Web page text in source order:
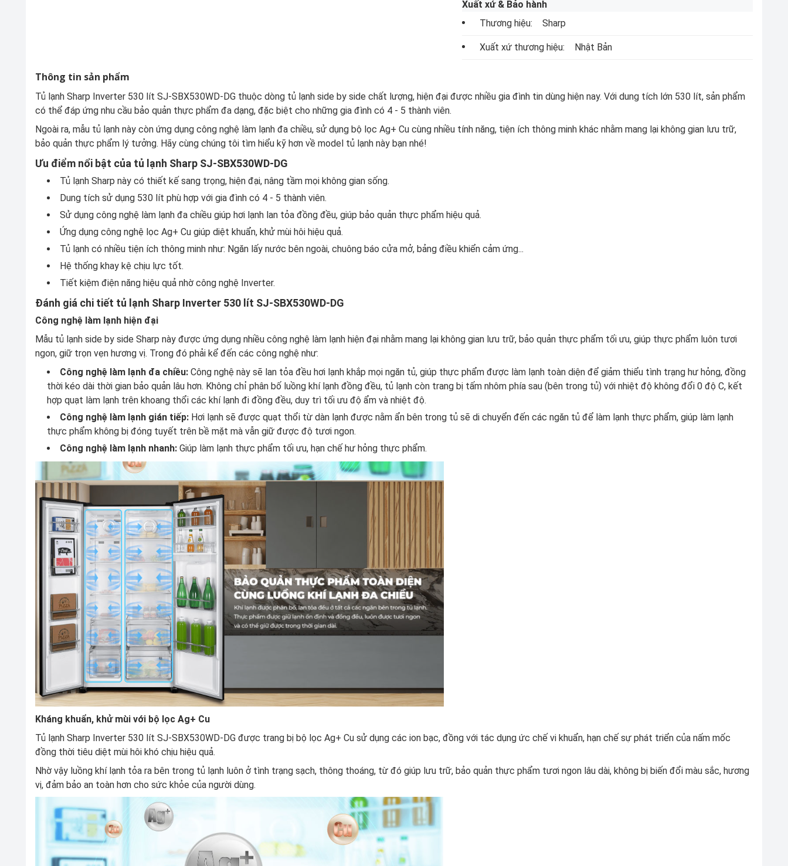
Xuất xứ & Bảo hành
Thương hiệu:
Sharp
Xuất xứ thương hiệu: Nhật Bản
Thông tin sản phẩm
Tủ lạnh Sharp Inverter 530 lít SJ-SBX530WD-DG thuộc dòng tủ lạnh side by side chất lượng, hiện đại được nhiều gia đình tin dùng hiện nay. Với dung tích lớn 530 lít, sản phẩm
có thể đáp ứng nhu cầu bảo quản thực phẩm đa dạng, đặc biệt cho những gia đình có 4 - 5 thành viên.
Ngoài ra, mẫu tủ lạnh này còn ứng dụng công nghệ làm lạnh đa chiều, sử dụng bộ lọc Ag+ Cu cùng nhiều tính năng, tiện ích thông minh khác nhằm mang lại không gian lưu trữ,
bảo quản thực phẩm lý tưởng. Hãy cùng chúng tôi tìm hiểu kỹ hơn về model tủ lạnh này bạn nhé!
Ưu điểm nổi bật của tủ lạnh Sharp SJ-SBX530WD-DG
Tủ lạnh Sharp này có thiết kế sang trọng, hiện đại, nâng tầm mọi không gian sống.
Dung tích sử dụng 530 lít phù hợp với gia đình có 4 - 5 thành viên.
Sử dụng công nghệ làm lạnh đa chiều giúp hơi lạnh lan tỏa đồng đều, giúp bảo quản thực phẩm hiệu quả.
Ứng dụng công nghệ lọc Ag+ Cu giúp diệt khuẩn, khử mùi hôi hiệu quả.
Tủ lạnh có nhiều tiện ích thông minh như: Ngăn lấy nước bên ngoài, chuông báo cửa mở, bảng điều khiển cảm ứng...
Hệ thống khay kệ chịu lực tốt.
Tiết kiệm điện năng hiệu quả nhờ công nghệ Inverter.
Đánh giá chi tiết tủ lạnh Sharp Inverter 530 lít SJ-SBX530WD-DG
Công nghệ làm lạnh hiện đại
Mẫu tủ lạnh side by side Sharp này được ứng dụng nhiều công nghệ làm lạnh hiện đại nhằm mang lại không gian lưu trữ, bảo quản thực phẩm tối ưu, giúp thực phẩm luôn tươi
ngon, giữ trọn vẹn hương vị. Trong đó phải kể đến các công nghệ như:
Công nghệ làm lạnh đa chiều: Công nghệ này sẽ lan tỏa đều hơi lạnh khắp mọi ngăn tủ, giúp thực phẩm được làm lạnh toàn diện để giảm thiểu tình trạng hư hỏng, đồng
thời kéo dài thời gian bảo quản lâu hơn. Không chỉ phân bố luồng khí lạnh đồng đều, tủ lạnh còn trang bị tấm nhôm phía sau (bên trong tủ) với nhiệt độ không đổi 0 độ C, kết
hợp quạt làm lạnh trên khoang thổi các khí lạnh đi đồng đều, duy trì tối ưu độ ẩm và nhiệt độ.
Công nghệ làm lạnh gián tiếp: Hơi lạnh sẽ được quạt thổi từ dàn lạnh được nằm ẩn bên trong tủ sẽ di chuyển đến các ngăn tủ để làm lạnh thực phẩm, giúp làm lạnh
thực phẩm không bị đóng tuyết trên bề mặt mà vẫn giữ được độ tươi ngon.
Công nghệ làm lạnh nhanh: Giúp làm lạnh thực phẩm tối ưu, hạn chế hư hỏng thực phẩm.
Kháng khuẩn, khử mùi với bộ lọc Ag+ Cu
Tủ lạnh Sharp Inverter 530 lít SJ-SBX530WD-DG được trang bị bộ lọc Ag+ Cu sử dụng các ion bạc, đồng với tác dụng ức chế vi khuẩn, hạn chế sự phát triển của nấm mốc
đồng thời tiêu diệt mùi hôi khó chịu hiệu quả.
Nhờ vậy luồng khí lạnh tỏa ra bên trong tủ lạnh luôn ở tình trạng sạch, thông thoáng, từ đó giúp lưu trữ, bảo quản thực phẩm tươi ngon lâu dài, không bị biến đổi màu sắc, hương
vị, đảm bảo an toàn hơn cho sức khỏe của người dùng.